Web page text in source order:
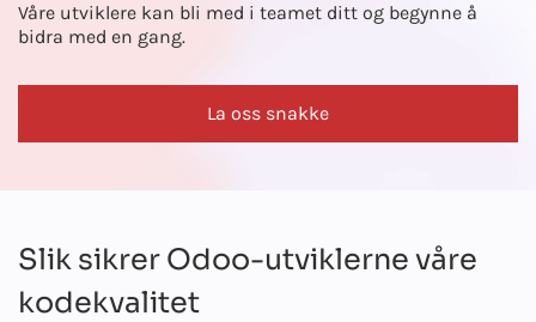
Våre utviklere kan bli med i teamet ditt og begynne å
bidra med en gang.
La oss snakke
Slik sikrer Odoo-utviklerne våre
kodekvalitet